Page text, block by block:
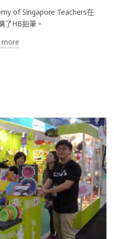
of Singapore Teachers在
了HB鉛筆。
more